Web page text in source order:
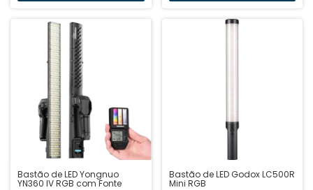
Bastão de LED Yongnuo
YN360 IV RGB com Fonte
Bastão de LED Godox LC500R
Mini RGB